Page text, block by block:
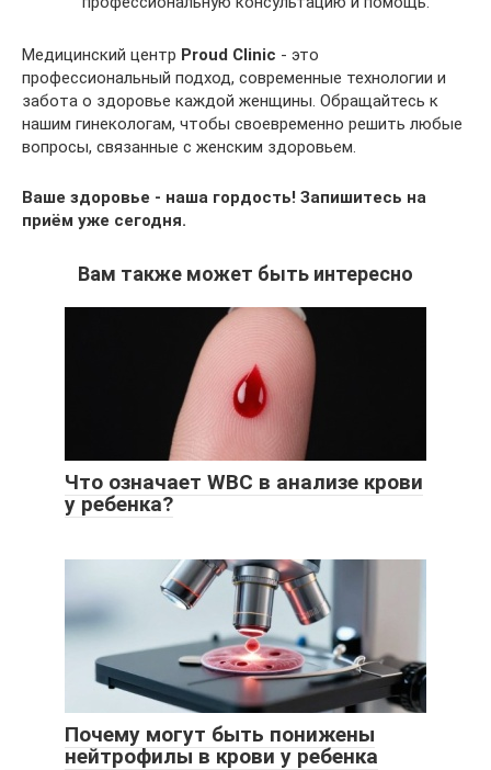
Медицинский центр Proud Clinic - это
профессиональный подход, современные технологии и
забота о здоровье каждой женщины. Обращайтесь к
нашим гинекологам, чтобы своевременно решить любые
вопросы, связанные с женским здоровьем.
Ваше здоровье - наша гордость! Запишитесь на
приём уже сегодня.
Вам также может быть интересно
Что означает WBC в анализе крови
у ребенка?
Почему могут быть понижены
нейтрофилы в крови у ребенка